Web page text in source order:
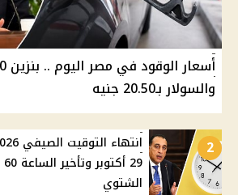
والسولار بـ20.50 جنيه
2
الشتوي